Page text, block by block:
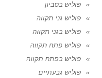
פוליש בסביון
פוליש גני תקווה
פוליש בגני תקווה
פוליש פתח תקווה
פוליש בפתח תקווה
פוליש גבעתיים